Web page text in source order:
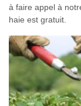
à faire appel à
haie est gratuit.